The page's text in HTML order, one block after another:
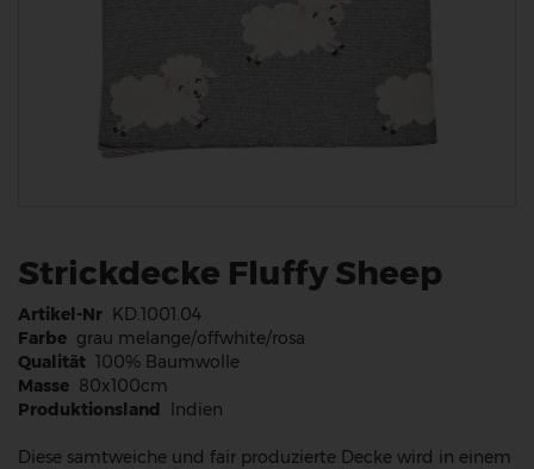
Strickdecke Fluffy Sheep
Artikel-Nr KD.1001.04
Farbe grau melange/offwhite/rosa
Qualität 100% Baumwolle
Masse 80x100cm
Produktionsland Indien
Diese samtweiche und fair produzierte Decke wird in einem